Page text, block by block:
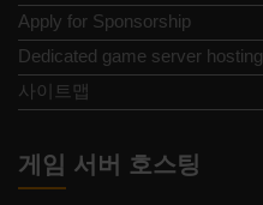
Apply for Sponsorship
Dedicated game server hosting
사이트맵
게임 서버 호스팅